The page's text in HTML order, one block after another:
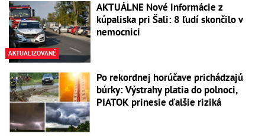
AKTUALIZOVANÉ
AKTUÁLNE Nové informácie z
kúpaliska pri Šali: 8 ľudí skončilo v
nemocnici
Po rekordnej horúčave prichádzajú
búrky: Výstrahy platia do polnoci,
PIATOK prinesie ďalšie riziká